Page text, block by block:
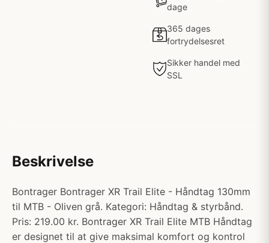
dage
365 dages
fortrydelsesret
Sikker handel med
SSL
Beskrivelse
Bontrager Bontrager XR Trail Elite - Håndtag 130mm
til MTB - Oliven grå. Kategori: Håndtag & styrbånd.
Pris: 219.00 kr. Bontrager XR Trail Elite MTB Håndtag
er designet til at give maksimal komfort og kontrol